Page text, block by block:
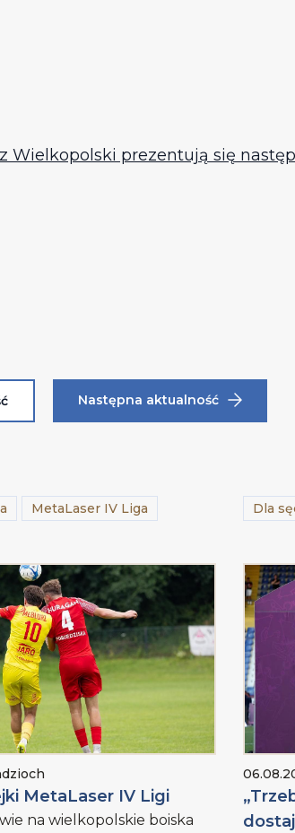
Wielkopolski prezentują się
Następna aktualność
MetaLaser IV Liga
MetaLaser IV Ligi
na wielkopolskie boiska
Dla